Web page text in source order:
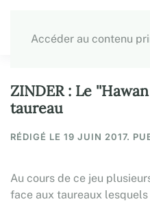
Accéder au contenu
ZINDER : Le
taureau
RÉDIGÉ LE 19 JUIN 2017.
Au cours de ce jeu
face aux taureaux